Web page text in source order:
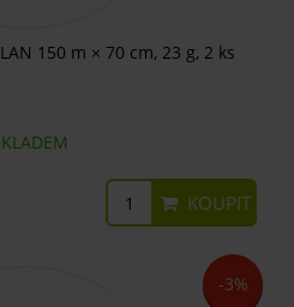
150 m × 70 cm, 23 g, 2 ks
KOUPIT
-3%